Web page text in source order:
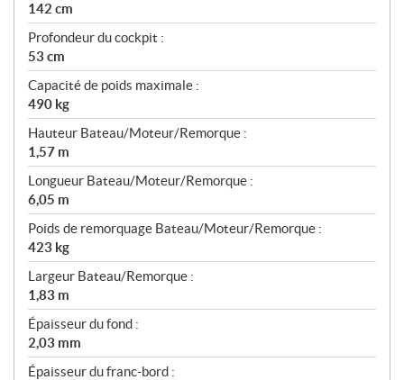
142 cm
Profondeur du cockpit :
53 cm
Capacité de poids maximale :
490 kg
Hauteur Bateau/Moteur/Remorque :
1,57 m
Longueur Bateau/Moteur/Remorque :
6,05 m
Poids de remorquage Bateau/Moteur/Remorque :
423 kg
Largeur Bateau/Remorque :
1,83 m
Épaisseur du fond :
2,03 mm
Épaisseur du franc-bord :